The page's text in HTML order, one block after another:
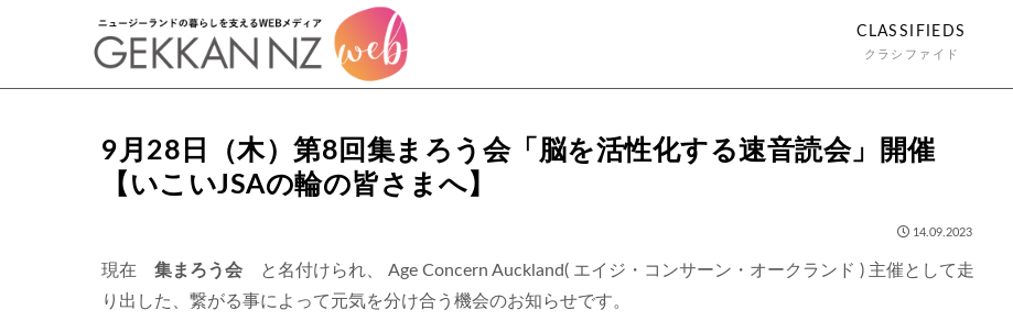
CLASSIFIEDS
クラシファイド
9月28日（木）第8回集まろう会「脳を活性化する速音読会」開催
【いこいJSAの輪の皆さまへ】
14.09.2023
現在 集まろう会 と名付けられ、 Age Concern Auckland( エイジ・コンサーン・オークランド ) 主催として走
り出した、繋がる事によって元気を分け合う機会のお知らせです。